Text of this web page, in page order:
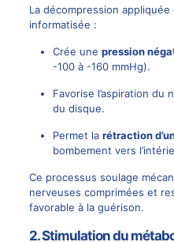
La décompression
informatisée :
Crée une pression
-100 à -160 mmHg).
Favorise l’aspiration du
du disque.
Permet la rétraction
bombement vers
Ce processus soulage
nerveuses comprimées et
favorable à la guérison.
2.Stimulation du